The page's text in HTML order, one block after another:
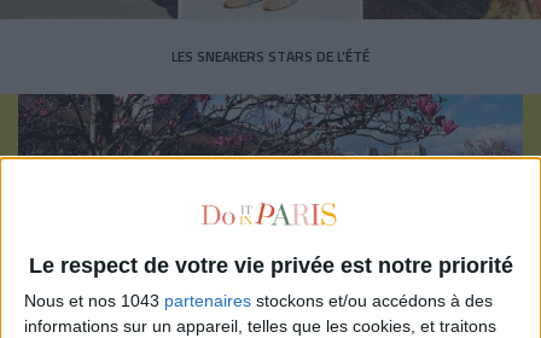
Le respect de votre vie privée est notre priorité
Nous et nos 1043 partenaires stockons et/ou accédons à des
informations sur un appareil, telles que les cookies, et traitons
LES SNEAKERS STARS DE L’ÉTÉ
Inscrivez-vous à notre newsletter